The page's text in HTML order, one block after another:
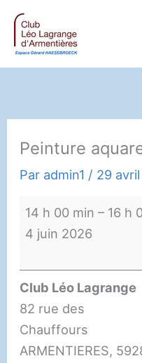
Aller
contenu
Peinture
Par admin1 / 29
Peinture
aquarelle
14 h 00 min – 16 h
4 juin 2026
Club Léo Lagrange
82 rue des
Chauffours
ARMENTIERES,